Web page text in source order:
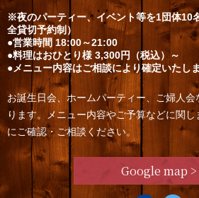
※夜のパーティー、イベント等を1団体10
全貸切予約制）
●営業時間 18:00～21:00
●料理はおひとり様 3,300円（税込）～
●メニュー内容はご相談により確定いたしま
お誕生日会、ホームパーティー、ご婦人
ります。メニュー内容やご予算などに関
にご確認・ご相談ください。
Google map >